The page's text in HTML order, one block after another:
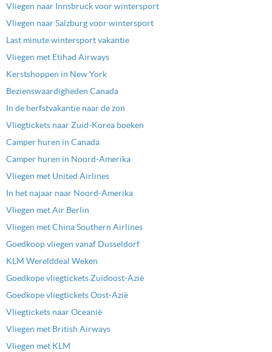
Vliegen naar Innsbruck voor wintersport
Vliegen naar Salzburg voor wintersport
Last minute wintersport vakantie
Vliegen met Etihad Airways
Kerstshoppen in New York
Bezienswaardigheden Canada
In de herfstvakantie naar de zon
Vliegtickets naar Zuid-Korea boeken
Camper huren in Canada
Camper huren in Noord-Amerika
Vliegen met United Airlines
In het najaar naar Noord-Amerika
Vliegen met Air Berlin
Vliegen met China Southern Airlines
Goedkoop vliegen vanaf Dusseldorf
KLM Werelddeal Weken
Goedkope vliegtickets Zuidoost-Azië
Goedkope vliegtickets Oost-Azië
Vliegtickets naar Oceanië
Vliegen met British Airways
Vliegen met KLM